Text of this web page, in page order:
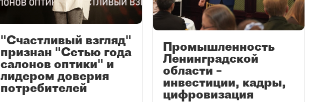
"Счастливый взгляд"
признан "Сетью года
салонов оптики" и
лидером доверия
потребителей
Промышленность
Ленинградской
области –
инвестиции, кадры,
цифровизация